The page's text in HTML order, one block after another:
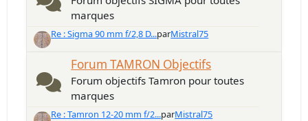
marques
Re : Sigma 90 mm f/2,8 D...parMistral75
Forum TAMRON Objectifs
Forum objectifs Tamron pour toutes
marques
Re : Tamron 12-20 mm f/2...parMistral75